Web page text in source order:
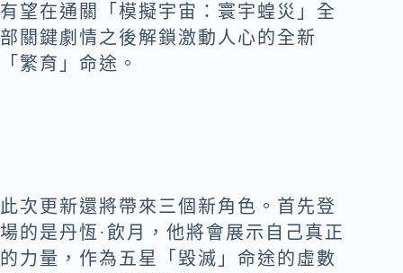
有望在通關「模擬宇宙：寰宇蝗災」全
部關鍵劇情之後解鎖激動人心的全新
「繁育」命途。
此次更新還將帶來三個新角色。首先登
場的是丹恆·飲月，他將會展示自己真正
的力量，作為五星「毀滅」命途的虛數